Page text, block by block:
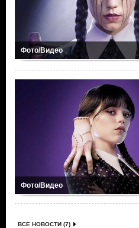
Фото/Видео
Фото/Видео
ВСЕ НОВОСТИ (7)